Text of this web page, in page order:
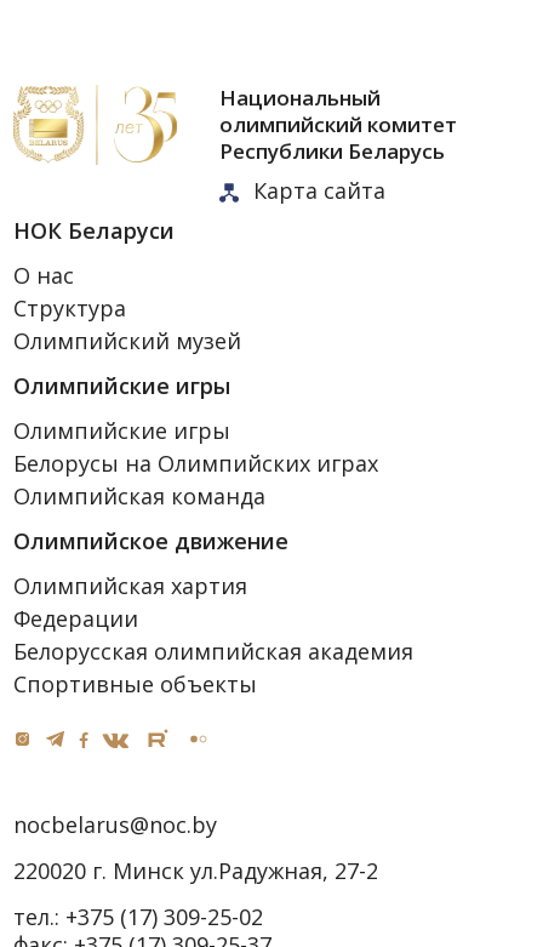
Национальный
олимпийский комитет
Республики Беларусь
Карта сайта
НОК Беларуси
О нас
Структура
Олимпийский музей
Олимпийские игры
Олимпийские игры
Белорусы на Олимпийских играх
Олимпийская команда
Олимпийское движение
Олимпийская хартия
Федерации
Белорусская олимпийская академия
Спортивные объекты
nocbelarus@noc.by
220020 г. Минск ул.Радужная, 27-2
тел.: +375 (17) 309-25-02